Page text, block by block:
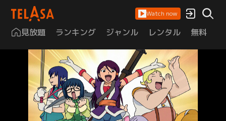
Watch now
見放題 ランキング ジャンル レンタル 無料